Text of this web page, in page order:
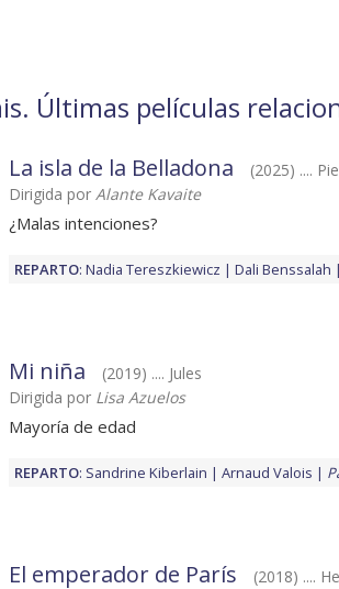
Últimas películas
La isla de la Belladona
(2025) ....
Dirigida por Alante Kavaite
¿Malas intenciones?
REPARTO: Nadia Tereszkiewicz Dali Benssalah
Mi niña
(2019) .... Jules
Dirigida por Lisa Azuelos
Mayoría de edad
REPARTO: Sandrine Kiberlain Arnaud Valois
El emperador de París
(2018) ....